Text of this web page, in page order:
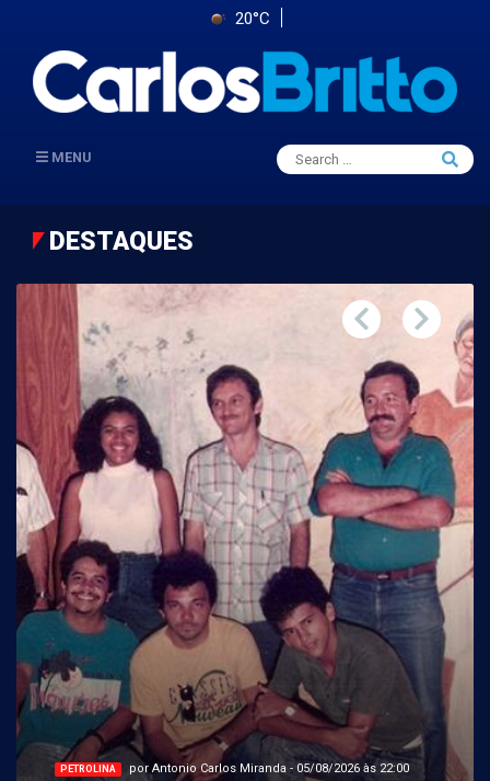
20°C
MENU
Search
for:
Search
DESTAQUES
PETROLINA por Antonio Carlos Miranda - 05/08/2026 às 22:00